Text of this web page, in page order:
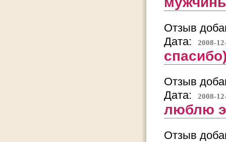
Отзыв
Дата:
2008-
Отзыв
Дата:
2008-
люблю
Отзыв